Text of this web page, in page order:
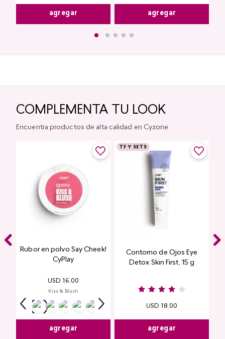
agregar agregar
COMPLEMENTA TU LOOK
Encuentra productos de alta calidad en Cyzone
Rubor en polvo Say Cheek!
CyPlay
USD 16.00
Kiss & Blush
agregar
TF Y SETS
Contorno de Ojos Eye
Detox Skin First, 15 g
USD 18.00
agregar